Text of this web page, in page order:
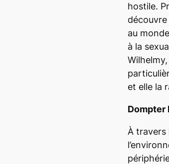
hostile.
au
à la
Wilhelm
et elle la
Dompter
À travers